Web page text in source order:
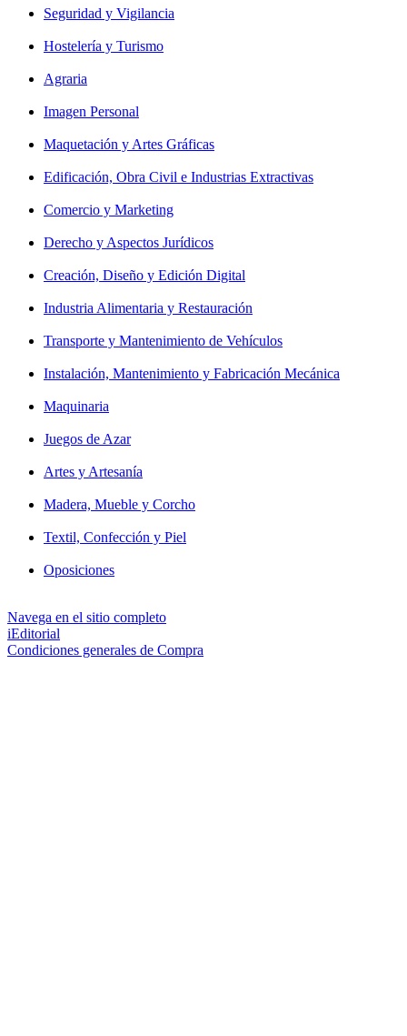
Seguridad y Vigilancia
Hostelería y Turismo
Agraria
Imagen Personal
Maquetación y Artes Gráficas
Edificación, Obra Civil e Industrias Extractivas
Comercio y Marketing
Derecho y Aspectos Jurídicos
Creación, Diseño y Edición Digital
Industria Alimentaria y Restauración
Transporte y Mantenimiento de Vehículos
Instalación, Mantenimiento y Fabricación Mecánica
Maquinaria
Juegos de Azar
Artes y Artesanía
Madera, Mueble y Corcho
Textil, Confección y Piel
Oposiciones
Navega en el sitio completo
iEditorial
Condiciones generales de Compra